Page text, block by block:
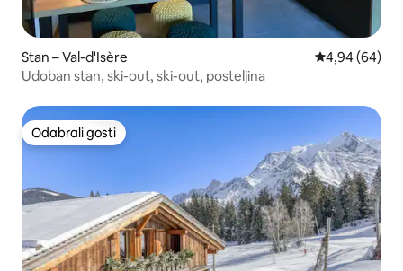
Stan – Val-d'Isère Prosječna
4,94 (64)
Udoban stan, ski-out, ski-out, posteljina
Odabrali gosti
Odabrali gosti